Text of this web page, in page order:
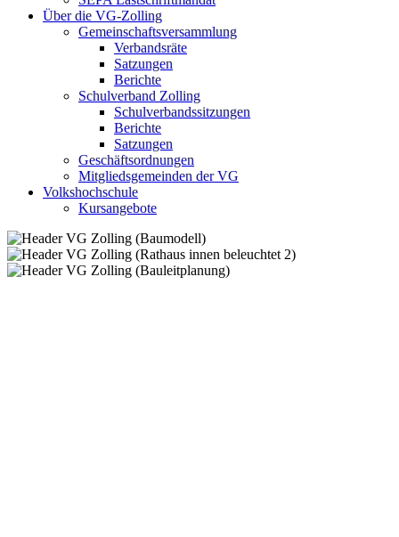
Über die VG-Zolling
Gemeinschaftsversammlung
Verbandsräte
Satzungen
Berichte
Schulverband Zolling
Schulverbandssitzungen
Berichte
Satzungen
Geschäftsordnungen
Mitgliedsgemeinden der VG
Volkshochschule
Kursangebote